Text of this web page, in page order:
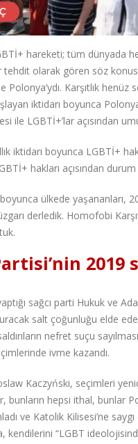
hareketi; tüm dünyada
olarak gören söz
Karşıtlık
iktidarı boyunca
ile LGBTİ+’lar açısından
iktidarı boyunca LGBTİ+
hakları açısından
boyunca ülkede
derledik. Homofobi
2019
sağcı parti Hukuk ve
salt çoğunluğu elde
nefret suçu
ivme kazandı.
Kaczyński, seçimleri
hepsi ithal, bunlar
ve Katolik Kilisesi’ne
kendilerini “LGBT